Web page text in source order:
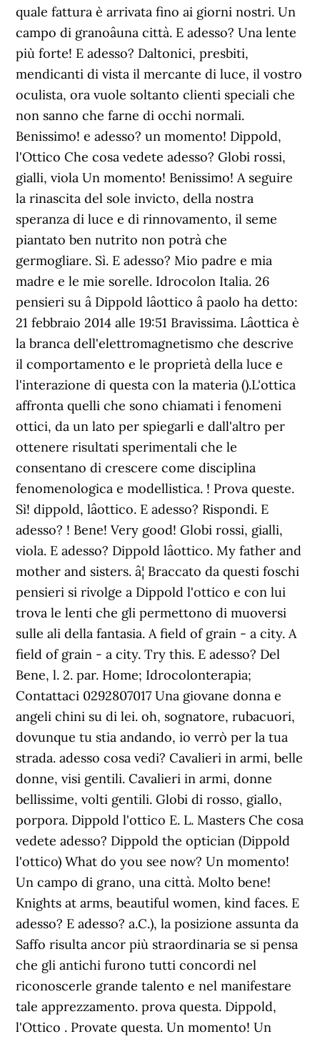
quale fattura è arrivata fino ai giorni nostri. Un
campo di granoâuna città. E adesso? Una lente
più forte! E adesso? Daltonici, presbiti,
mendicanti di vista il mercante di luce, il vostro
oculista, ora vuole soltanto clienti speciali che
non sanno che farne di occhi normali.
Benissimo! e adesso? un momento! Dippold,
l'Ottico Che cosa vedete adesso? Globi rossi,
gialli, viola Un momento! Benissimo! A seguire
la rinascita del sole invicto, della nostra
speranza di luce e di rinnovamento, il seme
piantato ben nutrito non potrà che
germogliare. Sì. E adesso? Mio padre e mia
madre e le mie sorelle. Idrocolon Italia. 26
pensieri su â Dippold lâottico â paolo ha detto:
21 febbraio 2014 alle 19:51 Bravissima. Lâottica è
la branca dell'elettromagnetismo che descrive
il comportamento e le proprietà della luce e
l'interazione di questa con la materia ().L'ottica
affronta quelli che sono chiamati i fenomeni
ottici, da un lato per spiegarli e dall'altro per
ottenere risultati sperimentali che le
consentano di crescere come disciplina
fenomenologica e modellistica. ! Prova queste.
Sì! dippold, lâottico. E adesso? Rispondi. E
adesso? ! Bene! Very good! Globi rossi, gialli,
viola. E adesso? Dippold lâottico. My father and
mother and sisters. â¦ Braccato da questi foschi
pensieri si rivolge a Dippold l'ottico e con lui
trova le lenti che gli permettono di muoversi
sulle ali della fantasia. A field of grain - a city. A
field of grain - a city. Try this. E adesso? Del
Bene, l. 2. par. Home; Idrocolonterapia;
Contattaci 0292807017 Una giovane donna e
angeli chini su di lei. oh, sognatore, rubacuori,
dovunque tu stia andando, io verrò per la tua
strada. adesso cosa vedi? Cavalieri in armi, belle
donne, visi gentili. Cavalieri in armi, donne
bellissime, volti gentili. Globi di rosso, giallo,
porpora. Dippold l'ottico E. L. Masters Che cosa
vedete adesso? Dippold the optician (Dippold
l'ottico) What do you see now? Un momento!
Un campo di grano, una città. Molto bene!
Knights at arms, beautiful women, kind faces. E
adesso? E adesso? a.C.), la posizione assunta da
Saffo risulta ancor più straordinaria se si pensa
che gli antichi furono tutti concordi nel
riconoscerle grande talento e nel manifestare
tale apprezzamento. prova questa. Dippold,
l'Ottico . Provate questa. Un momento! Un